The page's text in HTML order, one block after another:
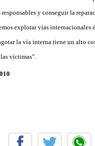
responsables y conseguir la
explorar vías internacionales
la vía interna tiene un alto
víctimas".